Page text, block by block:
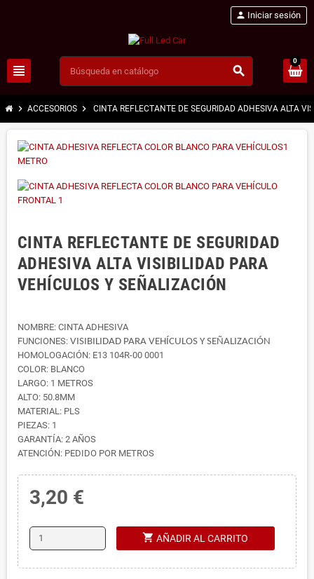
view_headline search
person Iniciar sesión
0
chevron_right ACCESORIOS chevron_right CINTA REFLECTANTE DE SEGURIDAD ADHESIVA ALTA
CINTA REFLECTANTE DE SEGURIDAD
ADHESIVA ALTA VISIBILIDAD PARA
VEHÍCULOS Y SEÑALIZACIÓN
NOMBRE: CINTA ADHESIVA
FUNCIONES: VISIBILIDAD PARA VEHÍCULOS Y SEÑALIZACIÓN
HOMOLOGACIÓN: E13 104R-00 0001
COLOR: BLANCO
LARGO: 1 METROS
ALTO: 50.8MM
MATERIAL: PLS
PIEZAS: 1
GARANTÍA: 2 AÑOS
ATENCIÓN: PEDIDO POR METROS
3,20 €
shopping_cart AÑADIR AL CARRITO